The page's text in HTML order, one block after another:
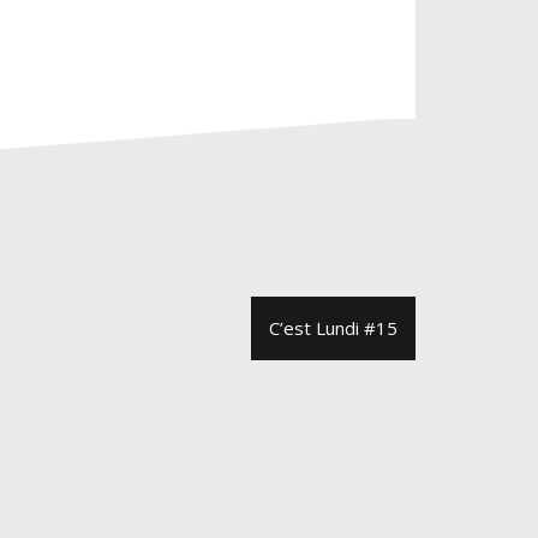
C’est Lundi #15